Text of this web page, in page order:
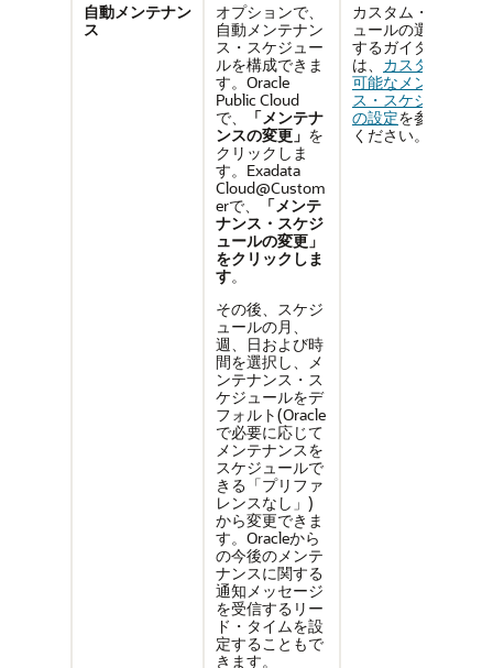
自動メンテナン
ス
オプションで、
自動メンテナン
ス・スケジュー
ルを構成できま
す。Oracle
Public Cloud
で、
「メンテナ
ンスの変更」 を
クリックしま
す。Exadata
Cloud@Custom
erで、
「メンテ
ナンス・スケジ
ュールの変更」
をクリックしま
す。
その後、スケジ
ュールの月、
週、日および時
間を選択し、メ
ンテナンス・ス
ケジュールをデ
フォルト(Oracle
で必要に応じて
メンテナンスを
スケジュールで
きる「プリファ
レンスなし」)
から変更できま
す。Oracleから
の今後のメンテ
ナンスに関する
通知メッセージ
を受信するリー
ド・タイムを設
定することもで
きます。
カスタム・スケジ
ュールの選択に関
するガイダンス
は、 カスタマイズ
可能なメンテナン
ス・スケジュール
の設定を参照して
ください。